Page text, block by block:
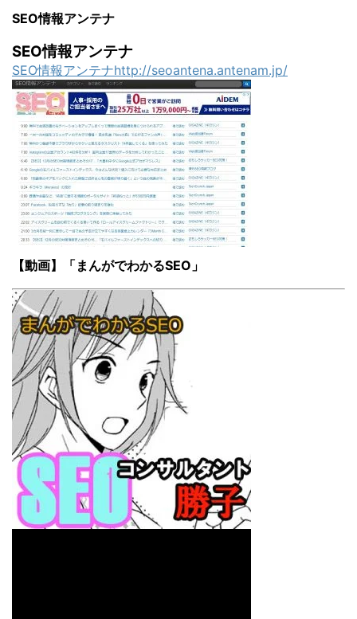
SEO情報アンテナ
SEO情報アンテナ
SEO情報アンテナhttp://seoantena.antenam.jp/
【動画】「まんがでわかるSEO」